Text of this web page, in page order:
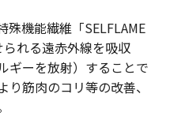
殊機能繊維「SELFLAME
れる遠赤外線を吸収
ギーを放射）することで
筋肉のコリ等の改善、